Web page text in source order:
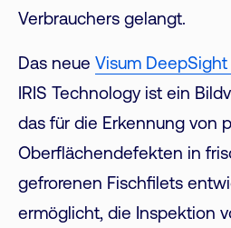
Verbrauchers gelangt.
Das neue Visum
IRIS Technology ist ein
das für die Erkennung von
Oberflächendefekten in
gefrorenen Fischfilets
ermöglicht, die Inspektion